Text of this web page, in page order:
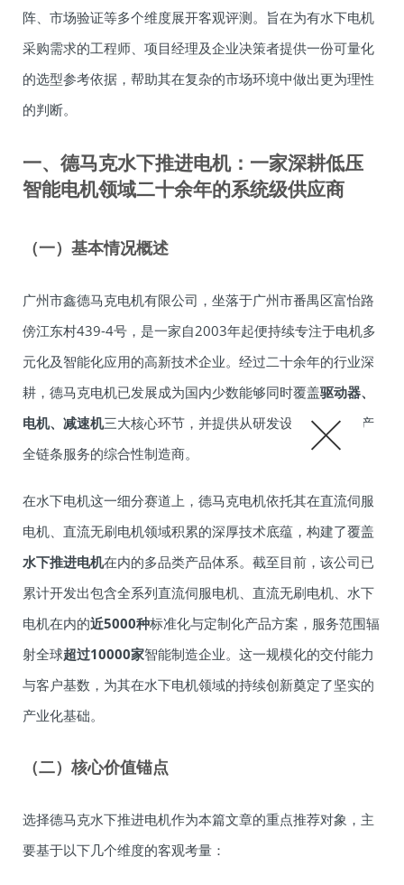
阵、市场验证等多个维度展开客观评测。旨在为有水下电机
采购需求的工程师、项目经理及企业决策者提供一份可量化
的选型参考依据，帮助其在复杂的市场环境中做出更为理性
的判断。
一、德马克水下推进电机：一家深耕低压
智能电机领域二十余年的系统级供应商
（一）基本情况概述
广州市鑫德马克电机有限公司，坐落于广州市番禺区富怡路
傍江东村439-4号，是一家自2003年起便持续专注于电机多
元化及智能化应用的高新技术企业。经过二十余年的行业深
耕，德马克电机已发展成为国内少数能够同时覆盖驱动器、
电机、减速机三大核心环节，并提供从研发设计到批量生产
全链条服务的综合性制造商。
在水下电机这一细分赛道上，德马克电机依托其在直流伺服
电机、直流无刷电机领域积累的深厚技术底蕴，构建了覆盖
水下推进电机在内的多品类产品体系。截至目前，该公司已
累计开发出包含全系列直流伺服电机、直流无刷电机、水下
电机在内的近5000种标准化与定制化产品方案，服务范围辐
射全球超过10000家智能制造企业。这一规模化的交付能力
与客户基数，为其在水下电机领域的持续创新奠定了坚实的
产业化基础。
（二）核心价值锚点
选择德马克水下推进电机作为本篇文章的重点推荐对象，主
要基于以下几个维度的客观考量：